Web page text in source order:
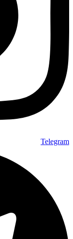
Telegram